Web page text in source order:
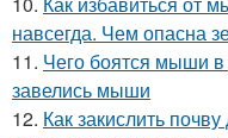
навсегда. Чем опасна
11. Чего боятся мыши в
завелись мыши
12. Как закислить